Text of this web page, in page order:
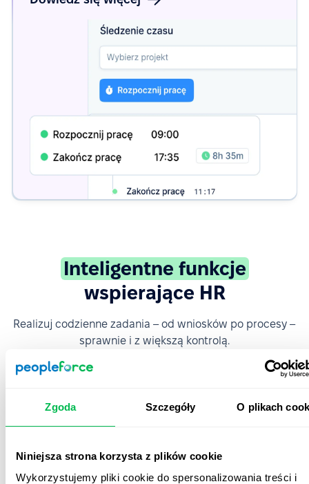
Zgoda Szczegóły O plikach
Niniejsza strona korzysta z plików cookie
Wykorzystujemy pliki cookie do spersonalizowania treści i
Inteligentne funkcje
wspierające HR
Realizuj codzienne zadania – od wniosków po procesy –
sprawnie i z większą kontrolą.